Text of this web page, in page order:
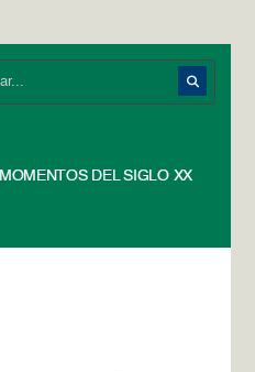
MOMENTOS DEL SIGLO XX